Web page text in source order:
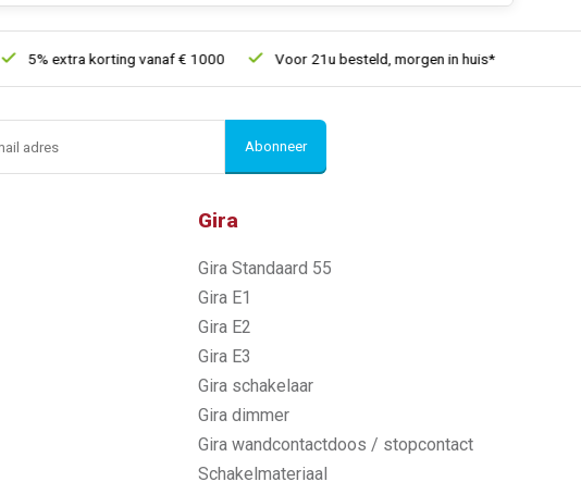
5% extra korting vanaf € 1000 Voor 21u besteld, morgen in huis*
Abonneer
Gira
Gira Standaard 55
Gira E1
Gira E2
Gira E3
Gira schakelaar
Gira dimmer
Gira wandcontactdoos / stopcontact
Schakelmateriaal